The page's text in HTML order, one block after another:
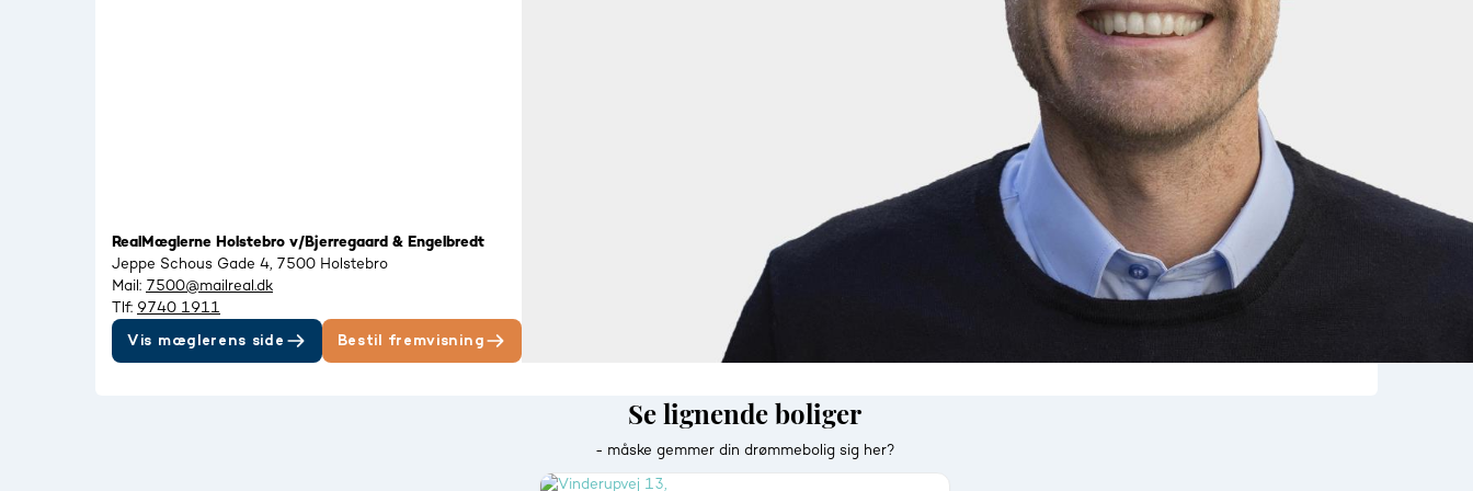
RealMæglerne Holstebro v/Bjerregaard & Engelbredt
Jeppe Schous Gade 4, 7500 Holstebro
Mail: 7500@mailreal.dk
Tlf: 9740 1911
Vis mæglerens side Bestil fremvisning
Se lignende boliger
- måske gemmer din drømmebolig sig her?